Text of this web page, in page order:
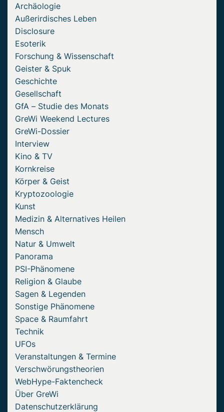
Archäologie
Außerirdisches Leben
Disclosure
Esoterik
Forschung & Wissenschaft
Geister & Spuk
Geschichte
Gesellschaft
GfA – Studie des Monats
GreWi Weekend Lectures
GreWi-Dossier
Interview
Kino & TV
Kornkreise
Körper & Geist
Kryptozoologie
Kunst
Medizin & Alternatives Heilen
Mensch
Natur & Umwelt
Panorama
PSI-Phänomene
Religion & Glaube
Sagen & Legenden
Sonstige Phänomene
Space & Raumfahrt
Technik
UFOs
Veranstaltungen & Termine
Verschwörungstheorien
WebHype-Faktencheck
Über GreWi
Datenschutzerklärung